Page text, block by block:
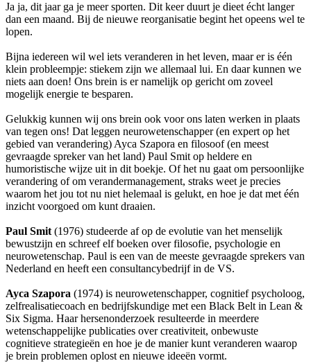
Ja ja, dit jaar ga je meer sporten. Dit keer duurt je dieet écht langer
dan een maand. Bij de nieuwe reorganisatie begint het opeens wel te
lopen.
Bijna iedereen wil wel iets veranderen in het leven, maar er is één
klein probleempje: stiekem zijn we allemaal lui. En daar kunnen we
niets aan doen! Ons brein is er namelijk op gericht om zoveel
mogelijk energie te besparen.
Gelukkig kunnen wij ons brein ook voor ons laten werken in plaats
van tegen ons! Dat leggen neurowetenschapper (en expert op het
gebied van verandering) Ayca Szapora en filosoof (en meest
gevraagde spreker van het land) Paul Smit op heldere en
humoristische wijze uit in dit boekje. Of het nu gaat om persoonlijke
verandering of om verandermanagement, straks weet je precies
waarom het jou tot nu niet helemaal is gelukt, en hoe je dat met één
inzicht voorgoed om kunt draaien.
Paul Smit(1976) studeerde af op de evolutie van het menselijk
bewustzijn en schreef elf boeken over filosofie, psychologie en
neurowetenschap. Paul is een van de meeste gevraagde sprekers van
Nederland en heeft een consultancybedrijf in de VS.
Ayca Szapora (1974) is neurowetenschapper, cognitief psycholoog,
zelfrealisatiecoach en bedrijfskundige met een Black Belt in Lean &
Six Sigma. Haar hersenonderzoek resulteerde in meerdere
wetenschappelijke publicaties over creativiteit, onbewuste
cognitieve strategieën en hoe je de manier kunt veranderen waarop
je brein problemen oplost en nieuwe ideeën vormt.